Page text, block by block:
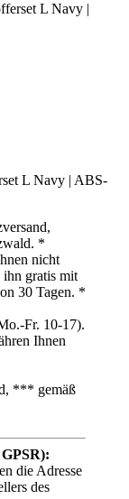
L Navy |
L Navy | ABS-
*
nicht
ihn gratis mit
30 Tagen. *
Fr. 10-17).
Ihnen
*** gemäß
die Adresse
des